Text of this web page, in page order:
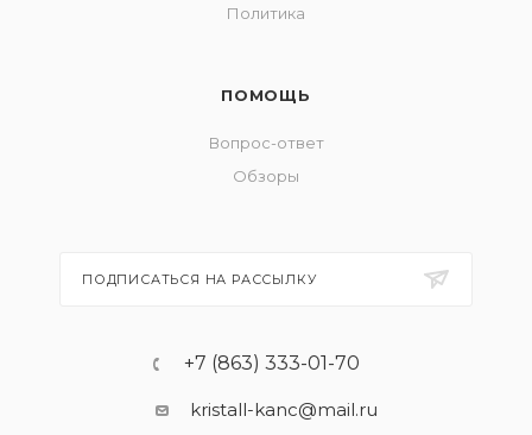
Политика
ПОМОЩЬ
Вопрос-ответ
Обзоры
ПОДПИСАТЬСЯ НА РАССЫЛКУ
+7 (863) 333-01-70
kristall-kanc@mail.ru